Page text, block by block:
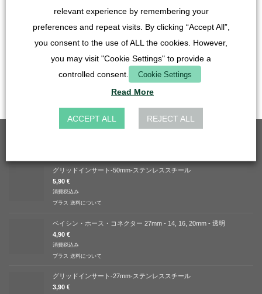
ホルマリン成分 ホルマリン成分
34,99€
消費税込み
プラス送料について
グリッドインサート-50mm-ステンレススチール
5,90 €
消費税込み
プラス 送料について
ベイシン・ホース・コネクター 27mm - 14, 16, 20mm - 透明
4,90 €
消費税込み
プラス 送料について
グリッドインサート-27mm-ステンレススチール
3,90 €
relevant experience by remembering your
preferences and repeat visits. By clicking “Accept All”,
you consent to the use of ALL the cookies. However,
you may visit "Cookie Settings" to provide a
controlled consent.
Cookie Settings
Read More
ACCEPT ALL REJECT ALL